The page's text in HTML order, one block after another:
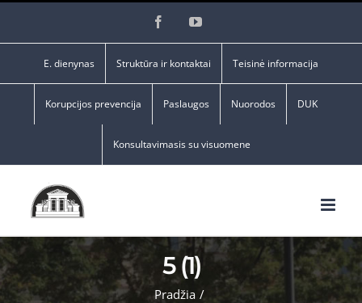
FacebookYouTube
E. dienynas Struktūra ir kontaktai Teisinė informacija
Korupcijos prevencija Paslaugos Nuorodos DUK
Konsultavimasis su visuomene
5 (1)
Pradžia /